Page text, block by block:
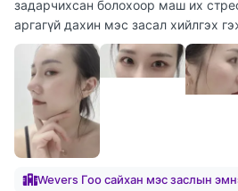
задарчихсан болохоор маш их
аргагүй дахин мэс засал хийлгэх
Wevers Гоо сайхан мэс заслын